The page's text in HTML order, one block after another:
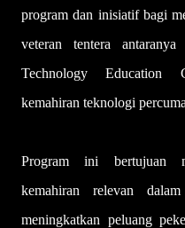
program dan inisiatif bagi
veteran tentera
Technology Education
kemahiran teknologi
Program ini bertujuan
kemahiran relevan
meningkatkan peluang